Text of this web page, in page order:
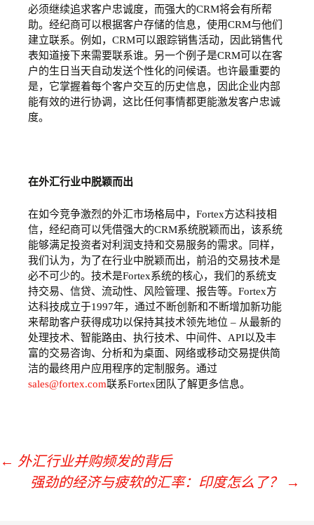
必须继续追求客户忠诚度，而强大的CRM将会有所帮
助。经纪商可以根据客户存储的信息，使用CRM与他们
建立联系。例如，CRM可以跟踪销售活动，因此销售代
表知道接下来需要联系谁。另一个例子是CRM可以在客
户的生日当天自动发送个性化的问候语。也许最重要的
是，它掌握着每个客户交互的历史信息，因此企业内部
能有效的进行协调，这比任何事情都更能激发客户忠诚
度。
在外汇行业中脱颖而出
在如今竞争激烈的外汇市场格局中，Fortex方达科技相
信，经纪商可以凭借强大的CRM系统脱颖而出，该系统
能够满足投资者对利润支持和交易服务的需求。同样，
我们认为，为了在行业中脱颖而出，前沿的交易技术是
必不可少的。技术是Fortex系统的核心，我们的系统支
持交易、信贷、流动性、风险管理、报告等。Fortex方
达科技成立于1997年，通过不断创新和不断增加新功能
来帮助客户获得成功以保持其技术领先地位 – 从最新的
处理技术、智能路由、执行技术、中间件、API以及丰
富的交易咨询、分析和为桌面、网络或移动交易提供简
洁的最终用户应用程序的定制服务。通过
sales@fortex.com联系Fortex团队了解更多信息。
← 外汇行业并购频发的背后
强劲的经济与疲软的汇率：印度怎么了？
→